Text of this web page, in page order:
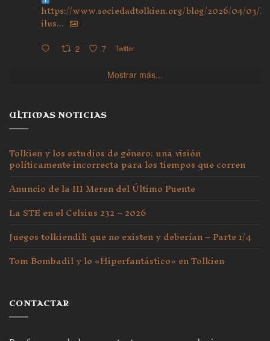
https://www.sociedadtolkien.org/blog/2026/04/03/
ilus...
2 7 Twitter
Mostrar más...
ULTIMAS NOTICIAS
Tolkien y los estudios de género: una visión
políticamente incorrecta para los tiempos que corren
Anuncio de la III Meren del Último Puente
La STE en el Celsius 232 – 2026
Juegos tolkiendili que no existen y deberían – Parte 1/4
Tom Bombadil y lo «Hiperfantástico» en Tolkien
CONTACTAR